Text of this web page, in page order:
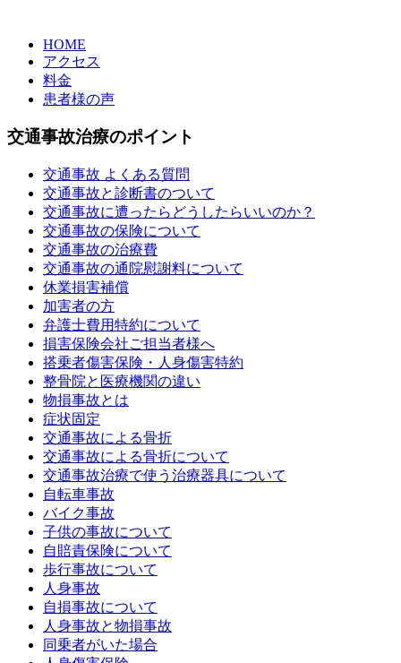
HOME
アクセス
料金
患者様の声
交通事故治療のポイント
交通事故 よくある質問
交通事故と診断書のついて
交通事故に遭ったらどうしたらいいのか？
交通事故の保険について
交通事故の治療費
交通事故の通院慰謝料について
休業損害補償
加害者の方
弁護士費用特約について
損害保険会社ご担当者様へ
搭乗者傷害保険・人身傷害特約
整骨院と医療機関の違い
物損事故とは
症状固定
交通事故による骨折
交通事故による骨折について
交通事故治療で使う治療器具について
自転車事故
バイク事故
子供の事故について
自賠責保険について
歩行事故について
人身事故
自損事故について
人身事故と物損事故
同乗者がいた場合